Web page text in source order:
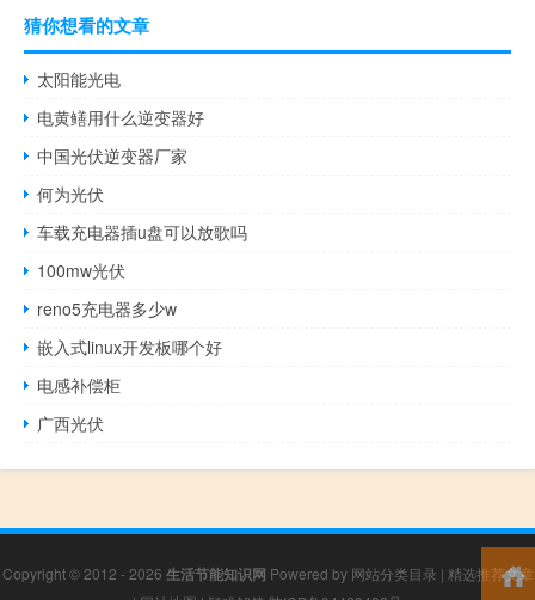
猜你想看的文章
太阳能光电
电黄鳝用什么逆变器好
中国光伏逆变器厂家
何为光伏
车载充电器插u盘可以放歌吗
100mw光伏
reno5充电器多少w
嵌入式linux开发板哪个好
电感补偿柜
广西光伏
Copyright © 2012 - 2026 生活节能知识网 Powered by 网站分类目录 | 精选推荐文章